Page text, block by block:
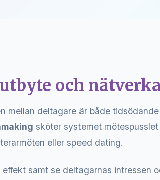
och
mellan deltagare är både
sköter systemet
eller speed dating.
samt se deltagarnas intressen